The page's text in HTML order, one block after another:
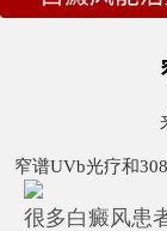
窄谱UVb光疗和308
很多白癜风患